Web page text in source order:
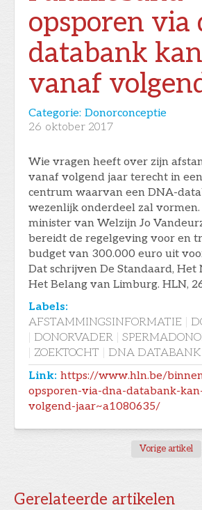
opsporen via
databank
vanaf
Categorie: Donorconceptie
26 oktober 2017
Wie vragen heeft over zijn
vanaf ­volgend jaar terecht in
centrum waarvan een DNA-
wezenlijk onderdeel zal vormen.
minister van Welzijn Jo
bereidt de regelgeving voor en
budget van 300.000 euro uit
Dat schrijven De Standaard, Het
Het Belang van Limburg. HLN,
Labels:
AFSTAMMINGSINFORMATIE
DONORVADER
ZOEKTOCHT
DNA DATABANK
Link: https://www.hln.be/
opsporen-via-dna-databank-
volgend-jaar~a1080635/
Vorige artikel
Gerelateerde artikelen